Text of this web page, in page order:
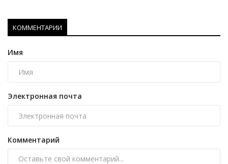
КОММЕНТАРИИ
Имя
Электронная почта
Комментарий